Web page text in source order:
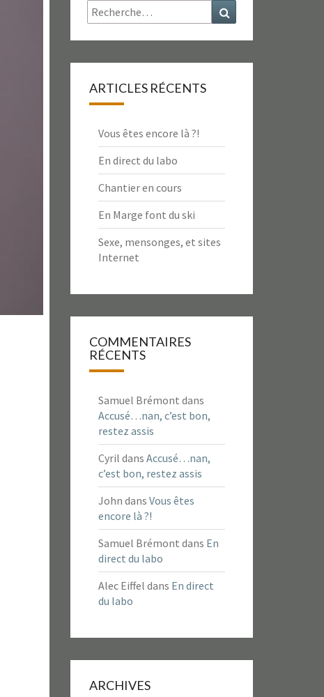
Rechercher :
ARTICLES RÉCENTS
Vous êtes encore là ?!
En direct du labo
Chantier en cours
En Marge font du ski
Sexe, mensonges, et sites
Internet
COMMENTAIRES
RÉCENTS
Samuel Brémont dans
Accusé…nan, c’est bon,
restez assis
Cyril dans Accusé…nan,
c’est bon, restez assis
John dans Vous êtes
encore là ?!
Samuel Brémont dans En
direct du labo
Alec Eiffel dans En direct
du labo
ARCHIVES